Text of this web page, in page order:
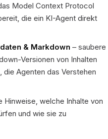
Model Context Protocol
die ein KI-Agent direkt
& Markdown – saubere
Versionen von Inhalten
, die Agenten das Verstehen
Hinweise, welche Inhalte von
und wie sie zu